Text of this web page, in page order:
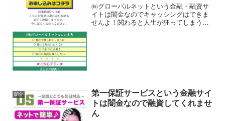
㈱グローバルネットという金融・融資サ
イトは闇金なのでキャッシングはできま
せんよ！関わると人生が狂ってしまうの
闇金
第一保証サービスという金融サイ
トは闇金なので融資してくれませ
ん